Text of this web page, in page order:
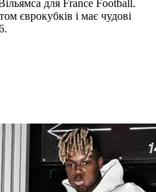
для France Football.
єврокубків і має чудові